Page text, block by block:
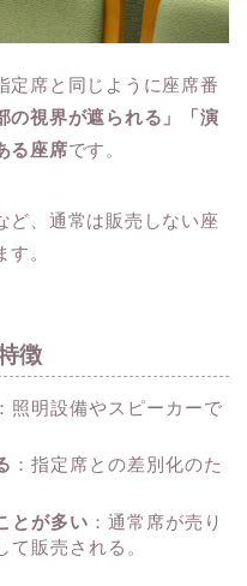
定席と同じように座席番
の視界が遮られる」「演
る座席です。
ど、通常は販売しない座
。
徴
：照明設備やスピーカーで
：指定席との差別化のた
とが多い ：通常席が売り
販売される。